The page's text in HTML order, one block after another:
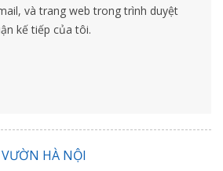
và trang web trong trình duyệt
kế tiếp của tôi.
HÀ NỘI